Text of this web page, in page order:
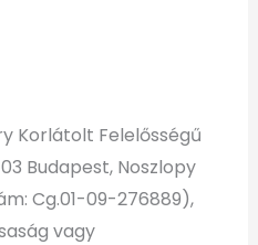
Korlátolt Felelősségű
Budapest, Noszlopy
Cg.01-09-276889),
vagy